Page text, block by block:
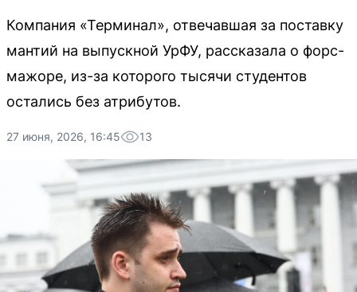
Компания «Терминал», отвечавшая за поставку
мантий на выпускной УрФУ, рассказала о форс-
мажоре, из-за которого тысячи студентов
остались без атрибутов.
27 июня, 2026, 16:45 13